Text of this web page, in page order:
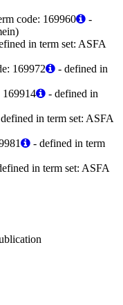
code: 169960
-
in term set: ASFA
169972
- defined in
169914
- defined in
in term set: ASFA
- defined in term
in term set: ASFA